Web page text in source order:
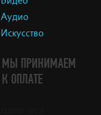
Аудио
Искусство
МЫ ПРИНИМАЕМ
К ОПЛАТЕ